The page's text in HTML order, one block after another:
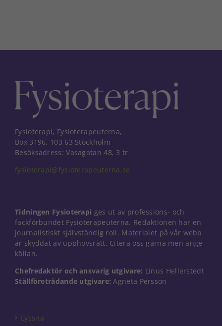
Fysioterapi, Fysioterapeuterna,
Box 3196, 103 63 Stockholm
Besöksadress: Vasagatan 48, 3 tr
fysioterapi@fysioterapeuterna.se
Tidningen Fysioterapi ges ut av professions- och
fackförbundet Fysioterapeuterna. Redaktionen har en
journalistiskt självständig roll. Materialet på vår webb
är skyddat av upphovsrätt. Citera oss gärna men ange
källan.
Chefredaktör och ansvarig utgivare: Linus Hellerstedt
Ställföreträdande utgivare: Agneta Persson
Lyssna
Nödvändiga